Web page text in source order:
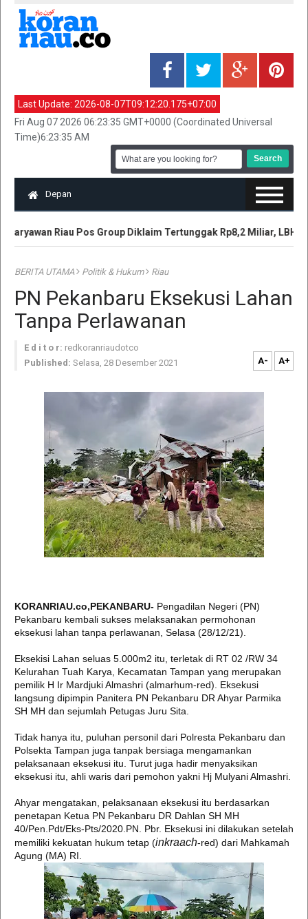
Last Update: 2026-08-07T09:12:20.175+07:00
Fri Aug 07 2026 06:23:35 GMT+0000 (Coordinated Universal
Time)6:23:35 AM
Depan
Riau Pos Group Diklaim Tertunggak Rp8,2 Miliar, LBH
BERITA UTAMA Politik & Hukum Riau
PN Pekanbaru Eksekusi Lahan
Tanpa Perlawanan
E d i t o r: redkoranriaudotco
Published: Selasa, 28 Desember 2021 A- A+
KORANRIAU.co,PEKANBARU- Pengadilan Negeri (PN)
Pekanbaru kembali sukses melaksanakan permohonan
eksekusi lahan tanpa perlawanan, Selasa (28/12/21).
Eksekisi Lahan seluas 5.000m2 itu, terletak di RT 02 /RW 34
Kelurahan Tuah Karya, Kecamatan Tampan yang merupakan
pemilik H Ir Mardjuki Almashri (almarhum-red). Eksekusi
langsung dipimpin Panitera PN Pekanbaru DR Ahyar Parmika
SH MH dan sejumlah Petugas Juru Sita.
Tidak hanya itu, puluhan personil dari Polresta Pekanbaru dan
Polsekta Tampan juga tanpak bersiaga mengamankan
pelaksanaan eksekusi itu. Turut juga hadir menyaksikan
eksekusi itu, ahli waris dari pemohon yakni Hj Mulyani Almashri.
Ahyar mengatakan, pelaksanaan eksekusi itu berdasarkan
penetapan Ketua PN Pekanbaru DR Dahlan SH MH
40/Pen.Pdt/Eks-Pts/2020.PN. Pbr. Eksekusi ini dilakukan setelah
memiliki kekuatan hukum tetap (inkraach-red) dari Mahkamah
Agung (MA) RI.